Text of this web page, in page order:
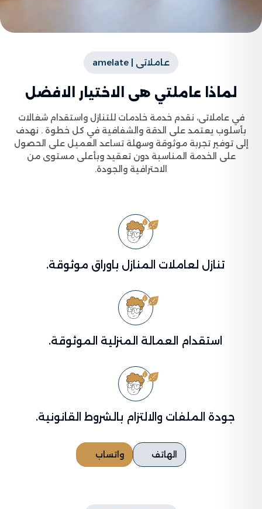
عاملاتى | amelate
لماذا عاملتي هى الاختيار الافضل
في عاملاتى، نقدم خدمة خادمات للتنازل واستقدام شغالات
بأسلوب يعتمد على الدقة والشفافية في كل خطوة . نهدف
إلى توفير تجربة موثوقة وسهلة تساعد العميل على الحصول
على الخدمة المناسبة دون تعقيد وبأعلى مستوى من
الاحترافية والجودة.
تنازل لعاملات المنازل باوراق موثوقة.
استقدام العمالة المنزلية الموثوقة.
جودة الملفات والالتزام بالشروط القانونية.
الهاتف واتساب